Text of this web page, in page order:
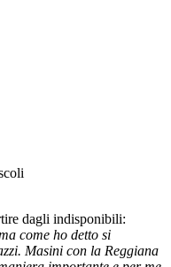
dagli indisponibili:
come ho detto si
Masini con la Reggiana